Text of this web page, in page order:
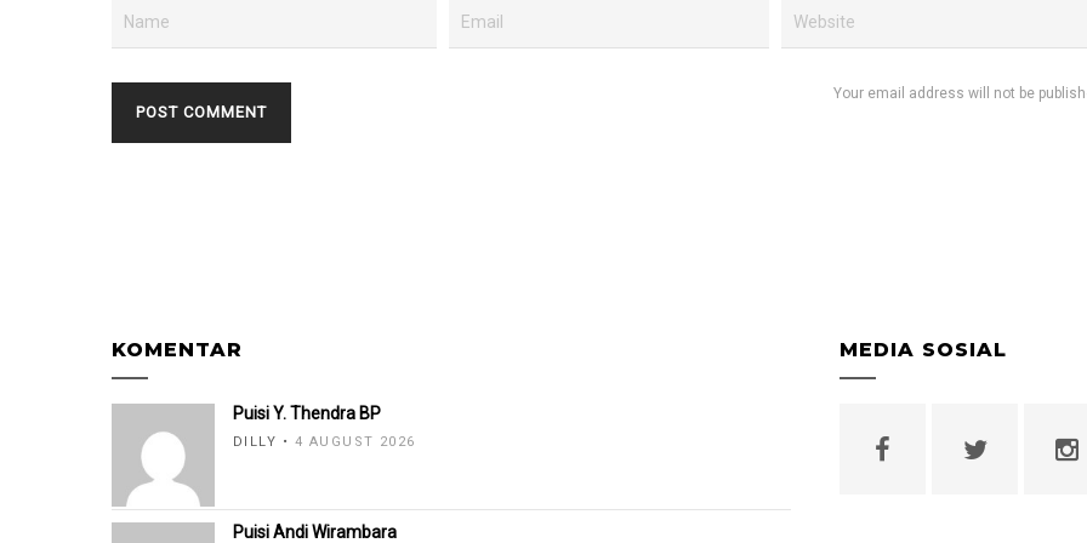
Your email address will not be
KOMENTAR
Puisi Y. Thendra BP
DILLY 4 AUGUST 2026
Puisi Andi Wirambara
MEDIA SOSIAL